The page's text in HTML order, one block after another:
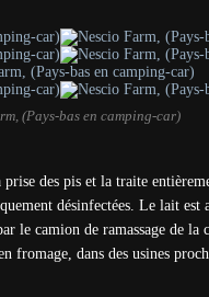
(Pays-bas en camping-car)
des pis et la traite
désinfectées. Le lait est
le camion de ramassage de
fromage, dans des usines